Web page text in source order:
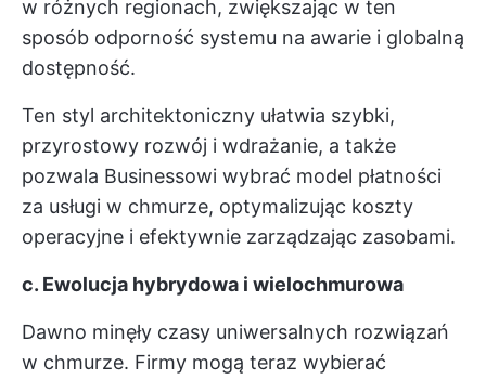
w różnych regionach, zwiększając w ten
sposób odporność systemu na awarie i globalną
dostępność.
Ten styl architektoniczny ułatwia szybki,
przyrostowy rozwój i wdrażanie, a także
pozwala Businessowi wybrać model płatności
za usługi w chmurze, optymalizując koszty
operacyjne i efektywnie zarządzając zasobami.
c. Ewolucja hybrydowa i wielochmurowa
Dawno minęły czasy uniwersalnych rozwiązań
w chmurze. Firmy mogą teraz wybierać